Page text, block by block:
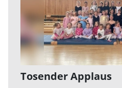
Tosender Applaus